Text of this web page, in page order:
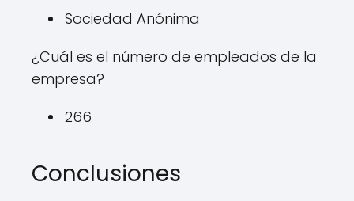
Sociedad Anónima
¿Cuál es el número de empleados de la
empresa?
266
Conclusiones